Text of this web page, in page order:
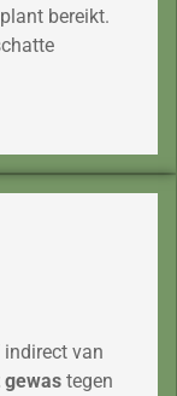
bereikt.
van
gewas tegen